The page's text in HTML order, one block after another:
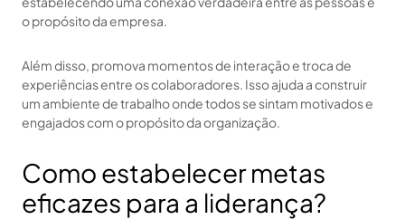
o propósito da empresa.
Além disso, promova momentos de interação e troca de
experiências entre os colaboradores. Isso ajuda a construir
um ambiente de trabalho onde todos se sintam motivados e
engajados com o propósito da organização.
Como estabelecer metas
eficazes para a liderança?